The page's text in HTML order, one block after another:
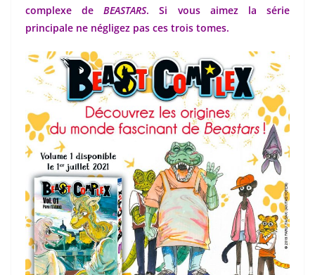
complexe deBEASTARS. Si vous aimez la série
principale ne négligez pas ces trois tomes.